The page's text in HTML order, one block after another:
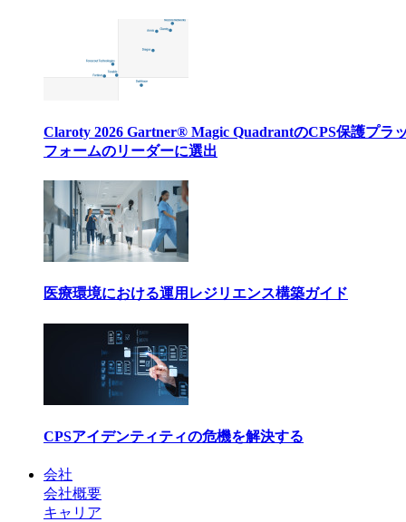
Claroty 2026 Gartner® Magic QuadrantのCPS保護プラ
フォームのリーダーに選出
医療環境における運用レジリエンス構築ガイド
CPSアイデンティティの危機を解決する
会社
会社概要
キャリア